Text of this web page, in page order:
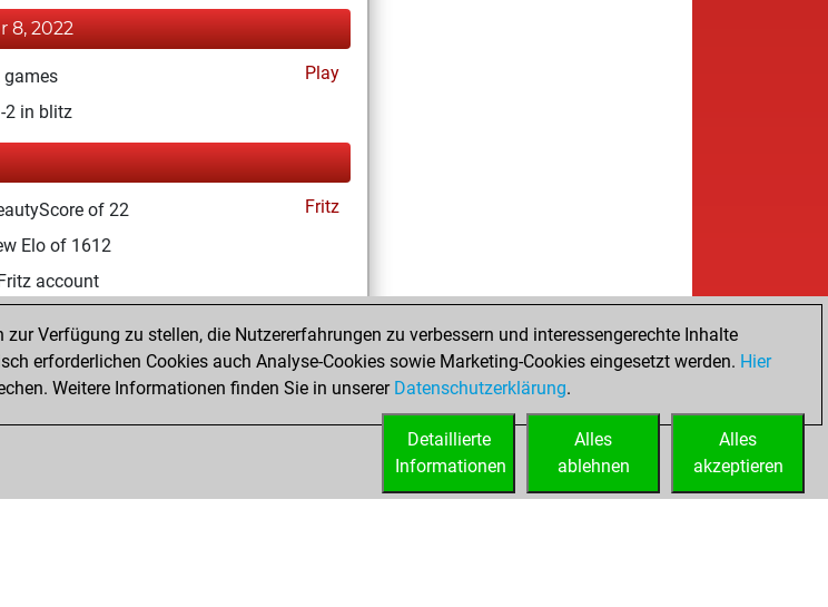
8, 2022
games
Play
2 in blitz
of 22
Fritz
Elo of 1612
account
of 236
account
Verfügung zu stellen, die Nutzererfahrungen zu verbessern und interessengerechte Inhalte
erforderlichen Cookies auch Analyse-Cookies sowie Marketing-Cookies eingesetzt werden. Hier
Weitere Informationen finden Sie in unserer Datenschutzerklärung.
Alles
akzeptieren
Alles
ablehnen
Detaillierte
Informationen